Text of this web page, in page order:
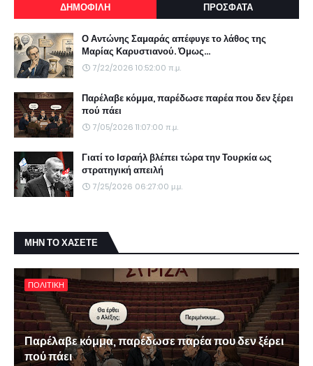
ΔΗΜΟΦΙΛΗ ΠΡΟΣΦΑΤΑ
Ο Αντώνης Σαμαράς απέφυγε το λάθος της
Μαρίας Καρυστιανού. Όμως...
7/22/2026 10:52:00 π.μ.
Παρέλαβε κόμμα, παρέδωσε παρέα που δεν ξέρει
πού πάει
7/05/2026 11:07:00 π.μ.
Γιατί το Ισραήλ βλέπει τώρα την Τουρκία ως
στρατηγική απειλή
7/25/2026 06:27:00 μ.μ.
ΜΗΝ ΤΟ ΧΑΣΕΤΕ
ΠΟΛΙΤΙΚΗ
Παρέλαβε κόμμα, παρέδωσε παρέα που δεν ξέρει
πού πάει